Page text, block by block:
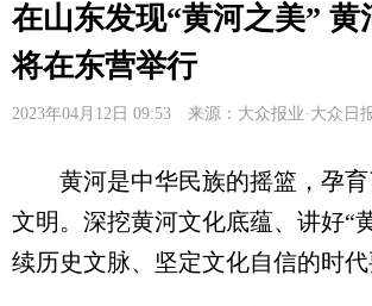
在山东发现“黄河之美” 黄
将在东营举行
2023年04月12日 09:53 来源：大众报业·大众日
黄河是中华民族的摇篮，孕育
文明。深挖黄河文化底蕴、讲好“
续历史文脉、坚定文化自信的时代